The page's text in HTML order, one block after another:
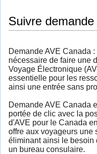
Suivre
Demande AVE Canada
nécessaire de faire une
Voyage Électronique
essentielle pour les
ainsi une entrée sans
Demande AVE Canada
portée de clic avec la
d'AVE pour le Canada
offre aux voyageurs une
éliminant ainsi le besoin
un bureau consulaire.